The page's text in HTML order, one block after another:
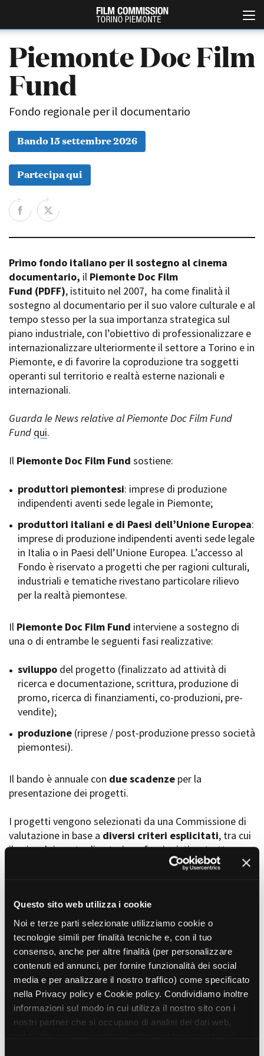
Questo sito web utilizza i cookie
Noi e terze parti selezionate utilizziamo cookie o
tecnologie simili per finalità tecniche e, con il tuo
consenso, anche per altre finalità (per personalizzare
contenuti ed annunci, per fornire funzionalità dei social
media e per analizzare il nostro traffico) come specificato
nella Privacy policy e Cookie policy. Condividiamo inoltre
informazioni sul modo in cui utilizza il nostro sito con i
nostri partner che si occupano di analisi dei dati web,
Chi siamo
Storia della Fondazione
Partner
Rete regionale
Bilancio sociale
Amministrazione
trasparente
Bandi e gare
Sostenibilità ambientale
SERVIZI
Servizi generali
Spazi nella sede FCTP
Sala Casting
Sala Paolo Tenna
Piemonte Film Tv Fund
Piemonte Film Tv
Development Fund
Piemonte Doc Film Fund
Short Film Fund
PRODUCTION GUIDE
Società di produzione
Strutture di servizio
Attrici-Attori
Beginners
LOCATION GUIDE
FILM DATABASE
BOOK DATABASE
NEWS
CASTING
Guarda che storia!
La Grazia - Immagini e
location della Torino di Paolo
Sorrentino
Open Day
Ciak in TOur!
FESTIVAL, MARKETS,
AWARDS
International Film Festival
Festival de Cannes
Locarno Film Festival
Cinematografica Venezia
Toronto International Film
Festa del Cinema di Roma
Torino Film Festival
David di Donatello
Nastri d’Argento
Premio Solinas
Location - Accedi al tuo
profilo
Newsletter
Lavora con noi
Stage - Tirocini - Scuola e
Lavoro
per affidamento lavori in
economia
Amministrazione trasparente
Bandi e gare
Whistleblowing
Piemonte Doc Film
Fund
Fondo regionale per il documentario
Bando 15 settembre 2026
Partecipa qui
Primo fondo italiano per il sostegno al cinema
documentario, il Piemonte Doc Film
Fund (PDFF), istituito nel 2007, ha come finalità il
sostegno al documentario per il suo valore culturale e al
tempo stesso per la sua importanza strategica sul
piano industriale, con l’obiettivo di professionalizzare e
internazionalizzare ulteriormente il settore a Torino e in
Piemonte, e di favorire la coproduzione tra soggetti
operanti sul territorio e realtà esterne nazionali e
internazionali.
Guarda le News relative al Piemonte Doc Film Fund
Fund qui.
Il Piemonte Doc Film Fund sostiene:
produttori piemontesi: imprese di produzione
indipendenti aventi sede legale in Piemonte;
produttori italiani e di Paesi dell’Unione Europea:
imprese di produzione indipendenti aventi sede legale
in Italia o in Paesi dell’Unione Europea. L’accesso al
Fondo è riservato a progetti che per ragioni culturali,
industriali e tematiche rivestano particolare rilievo
per la realtà piemontese.
Il Piemonte Doc Film Fund interviene a sostegno di
una o di entrambe le seguenti fasi realizzative:
sviluppo del progetto (finalizzato ad attività di
ricerca e documentazione, scrittura, produzione di
promo, ricerca di finanziamenti, co-produzioni, pre-
vendite);
produzione (riprese / post-produzione presso società
piemontesi).
Il bando è annuale con due scadenze per la
presentazione dei progetti.
I progetti vengono selezionati da una Commissione di
valutazione in base a diversi criteri esplicitati, tra cui
il coinvolgimento di autori, professionisti e strutture
torinesi e piemontesi, i co-finanziamenti e l’effettiva
diffusione attraverso molteplici canali (proiezioni in sala,
canali televisivi, homevideo, piattaforme web...).
Progetti in progress
Vedi 105 progetti in progress